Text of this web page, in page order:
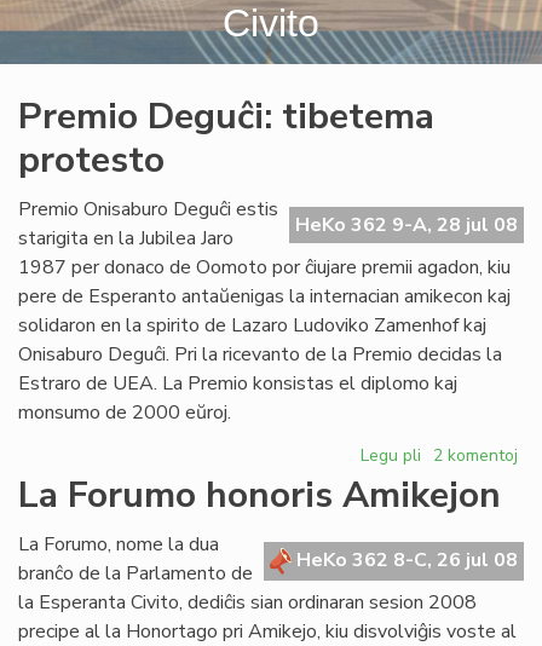
Civito
Premio Deguĉi: tibetema
protesto
HeKo 362 9-A, 28 jul 08
Premio Onisaburo Deguĉi estis
starigita en la Jubilea Jaro
1987 per donaco de Oomoto por ĉiujare premii agadon, kiu
pere de Esperanto antaŭenigas la internacian amikecon kaj
solidaron en la spirito de Lazaro Ludoviko Zamenhof kaj
Onisaburo Deguĉi. Pri la ricevanto de la Premio decidas la
Estraro de UEA. La Premio konsistas el diplomo kaj
monsumo de 2000 eŭroj.
Legu pli pri
Premio
Deguĉi:
protesto
2 komentoj
La Forumo honoris Amikejon
HeKo 362 8-C, 26 jul 08
La Forumo, nome la dua
branĉo de la Parlamento de
la Esperanta Civito, dediĉis sian ordinaran sesion 2008
precipe al la Honortago pri Amikejo, kiu disvolviĝis voste al